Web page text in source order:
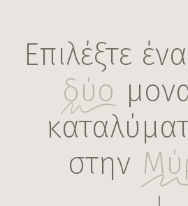
Επιλέξτε
δύο
στην
Navigate to the next section